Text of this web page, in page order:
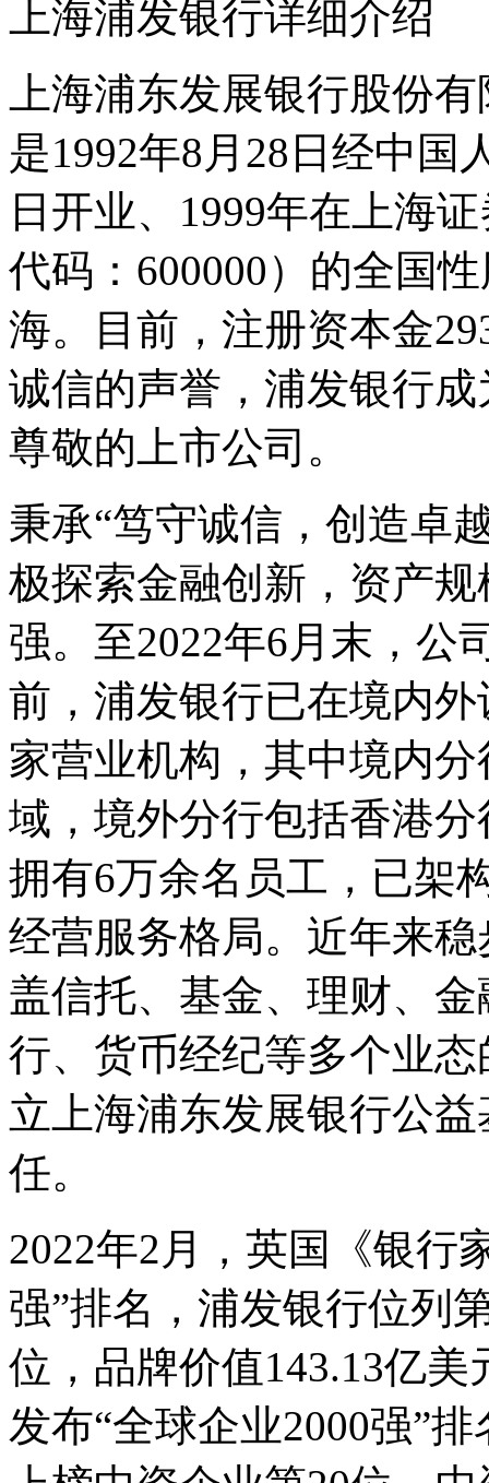
上海浦发银行详细介绍
上海浦东发展银行股份
是1992年8月28日经中国
日开业、1999年在上海
代码：600000）的全国
海。目前，注册资本金
诚信的声誉，浦发银行
尊敬的上市公司。
秉承“笃守诚信，创造卓
极探索金融创新，资产
强。至2022年6月末，公
前，浦发银行已在境内
家营业机构，其中境内
域，境外分行包括香港
拥有6万余名员工，已架
经营服务格局。近年来
盖信托、基金、理财、
行、货币经纪等多个业
立上海浦东发展银行公
任。
2022年2月，英国《银行
强”排名，浦发银行位列
位，品牌价值143.13亿
发布“全球企业2000强”